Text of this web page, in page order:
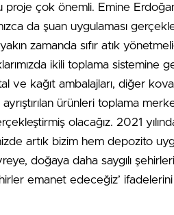
proje çok önemli. Emine
da şuan uygulaması
zamanda sıfır atık
ikili toplama sistemine
ve kağıt ambalajları, diğer
ürünleri toplama
olacağız. 2021
artık bizim hem depozito
doğaya daha saygılı
emanet edeceğiz’ ifadelerini